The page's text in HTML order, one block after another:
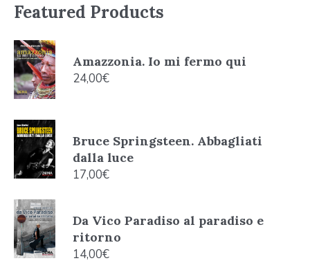
Featured Products
Amazzonia. Io mi fermo qui
24,00€
Bruce Springsteen. Abbagliati
dalla luce
17,00€
Da Vico Paradiso al paradiso e
ritorno
14,00€